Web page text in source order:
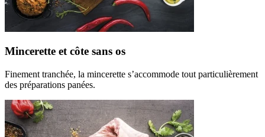
Mincerette et côte sans os
Finement tranchée, la mincerette s’accommode tout particulièrement
des préparations panées.